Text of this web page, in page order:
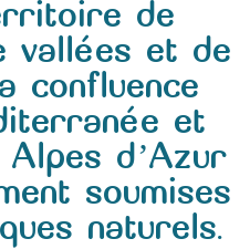
de
vallées et de
confluence
et
d’Azur
soumises
naturels.